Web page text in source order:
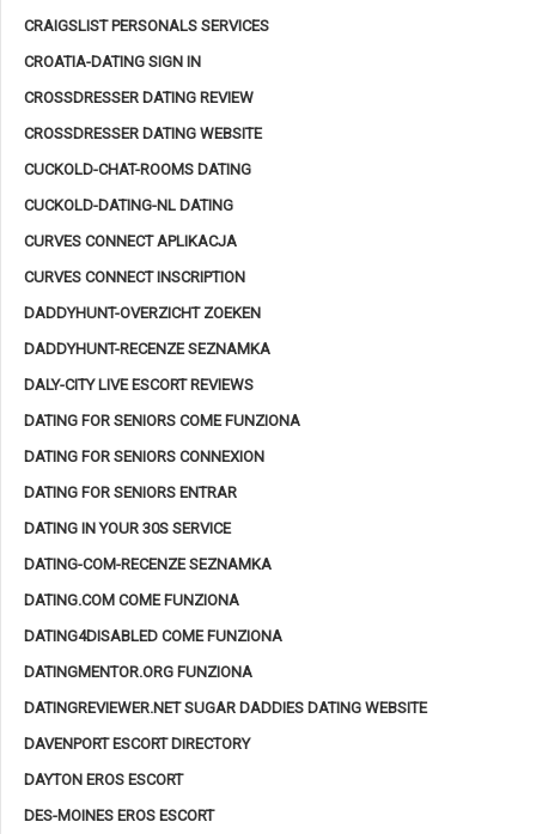
CRAIGSLIST PERSONALS SERVICES
CROATIA-DATING SIGN IN
CROSSDRESSER DATING REVIEW
CROSSDRESSER DATING WEBSITE
CUCKOLD-CHAT-ROOMS DATING
CUCKOLD-DATING-NL DATING
CURVES CONNECT APLIKACJA
CURVES CONNECT INSCRIPTION
DADDYHUNT-OVERZICHT ZOEKEN
DADDYHUNT-RECENZE SEZNAMKA
DALY-CITY LIVE ESCORT REVIEWS
DATING FOR SENIORS COME FUNZIONA
DATING FOR SENIORS CONNEXION
DATING FOR SENIORS ENTRAR
DATING IN YOUR 30S SERVICE
DATING-COM-RECENZE SEZNAMKA
DATING.COM COME FUNZIONA
DATING4DISABLED COME FUNZIONA
DATINGMENTOR.ORG FUNZIONA
DATINGREVIEWER.NET SUGAR DADDIES DATING WEBSITE
DAVENPORT ESCORT DIRECTORY
DAYTON EROS ESCORT
DES-MOINES EROS ESCORT